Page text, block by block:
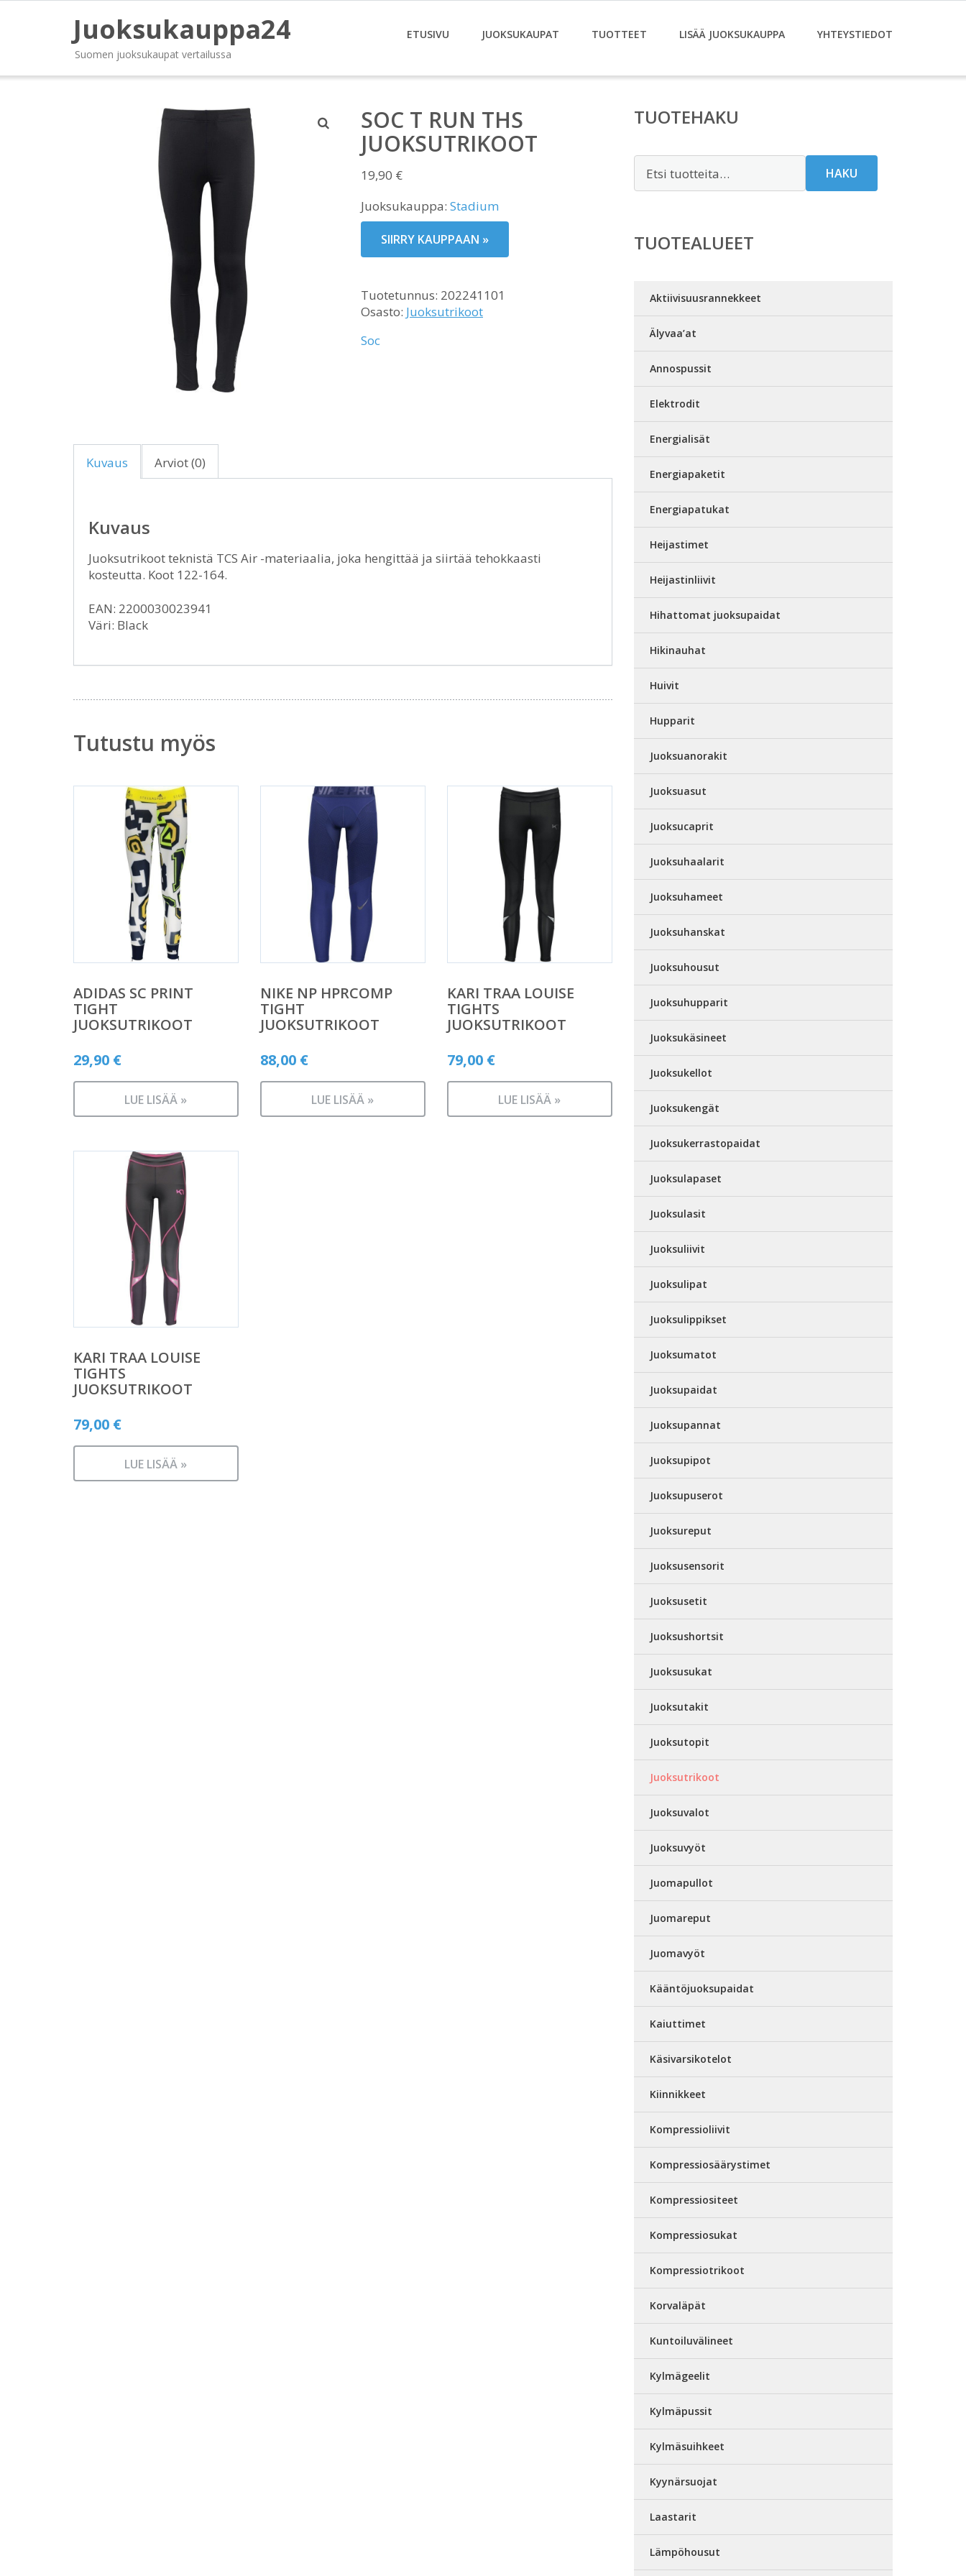
Juoksukauppa24
Suomen juoksukaupat vertailussa
ETUSIVU JUOKSUKAUPAT TUOTTEET LISÄÄ JUOKSUKAUPPA YHTEYSTIEDOT
SOC T RUN THS
JUOKSUTRIKOOT
19,90 €
Juoksukauppa: Stadium
SIIRRY KAUPPAAN »
Tuotetunnus: 202241101
Osasto: Juoksutrikoot
Soc
Kuvaus Arviot (0)
Kuvaus
Juoksutrikoot teknistä TCS Air -materiaalia, joka hengittää ja siirtää tehokkaasti
kosteutta. Koot 122-164.
EAN: 2200030023941
Väri: Black
Tutustu myös
ADIDAS SC PRINT
TIGHT
JUOKSUTRIKOOT
29,90 €
LUE LISÄÄ »
NIKE NP HPRCOMP
TIGHT
JUOKSUTRIKOOT
88,00 €
LUE LISÄÄ »
KARI TRAA LOUISE
TIGHTS
JUOKSUTRIKOOT
79,00 €
LUE LISÄÄ »
KARI TRAA LOUISE
TIGHTS
JUOKSUTRIKOOT
79,00 €
LUE LISÄÄ »
TUOTEHAKU
HAKU
TUOTEALUEET
Aktiivisuusrannekkeet
Älyvaa’at
Annospussit
Elektrodit
Energialisät
Energiapaketit
Energiapatukat
Heijastimet
Heijastinliivit
Hihattomat juoksupaidat
Hikinauhat
Huivit
Hupparit
Juoksuanorakit
Juoksuasut
Juoksucaprit
Juoksuhaalarit
Juoksuhameet
Juoksuhanskat
Juoksuhousut
Juoksuhupparit
Juoksukäsineet
Juoksukellot
Juoksukengät
Juoksukerrastopaidat
Juoksulapaset
Juoksulasit
Juoksuliivit
Juoksulipat
Juoksulippikset
Juoksumatot
Juoksupaidat
Juoksupannat
Juoksupipot
Juoksupuserot
Juoksureput
Juoksusensorit
Juoksusetit
Juoksushortsit
Juoksusukat
Juoksutakit
Juoksutopit
Juoksutrikoot
Juoksuvalot
Juoksuvyöt
Juomapullot
Juomareput
Juomavyöt
Kääntöjuoksupaidat
Kaiuttimet
Käsivarsikotelot
Kiinnikkeet
Kompressioliivit
Kompressiosäärystimet
Kompressiositeet
Kompressiosukat
Kompressiotrikoot
Korvaläpät
Kuntoiluvälineet
Kylmägeelit
Kylmäpussit
Kylmäsuihkeet
Kyynärsuojat
Laastarit
Lämpöhousut